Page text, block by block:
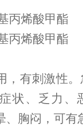
丙烯酸甲酯
丙烯酸甲酯
，有刺激性
状、乏力、
、胸闷，可有